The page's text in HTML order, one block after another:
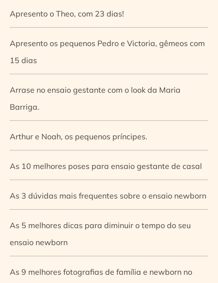
Apresento o Theo, com 23 dias!
Apresento os pequenos Pedro e Victoria, gêmeos com
15 dias
Arrase no ensaio gestante com o look da Maria
Barriga.
Arthur e Noah, os pequenos príncipes.
As 10 melhores poses para ensaio gestante de casal
As 3 dúvidas mais frequentes sobre o ensaio newborn
As 5 melhores dicas para diminuir o tempo do seu
ensaio newborn
As 9 melhores fotografias de família e newborn no